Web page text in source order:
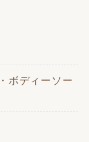
ボディーソー